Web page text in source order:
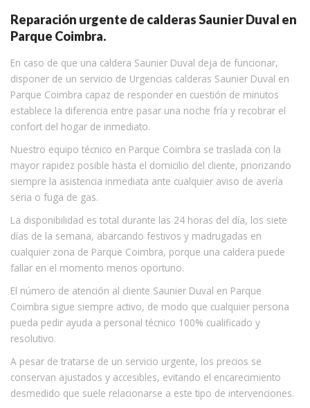
Reparación urgente de calderas Saunier Duval en
Parque Coimbra.
En caso de que una caldera Saunier Duval deja de funcionar,
disponer de un servicio de Urgencias calderas Saunier Duval en
Parque Coimbra capaz de responder en cuestión de minutos
establece la diferencia entre pasar una noche fría y recobrar el
confort del hogar de inmediato.
Nuestro equipo técnico en Parque Coimbra se traslada con la
mayor rapidez posible hasta el domicilio del cliente, priorizando
siempre la asistencia inmediata ante cualquier aviso de avería
seria o fuga de gas.
La disponibilidad es total durante las 24 horas del día, los siete
días de la semana, abarcando festivos y madrugadas en
cualquier zona de Parque Coimbra, porque una caldera puede
fallar en el momento menos oportuno.
El número de atención al cliente Saunier Duval en Parque
Coimbra sigue siempre activo, de modo que cualquier persona
pueda pedir ayuda a personal técnico 100% cualificado y
resolutivo.
A pesar de tratarse de un servicio urgente, los precios se
conservan ajustados y accesibles, evitando el encarecimiento
desmedido que suele relacionarse a este tipo de intervenciones.